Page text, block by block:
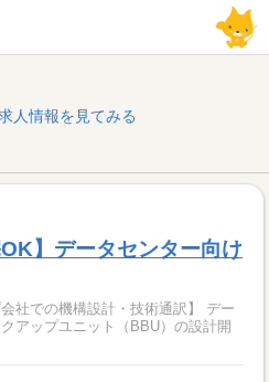
人情報を見てみる
】データセンター向け
社での機構設計・技術通訳】 デー
アップユニット（BBU）の設計開